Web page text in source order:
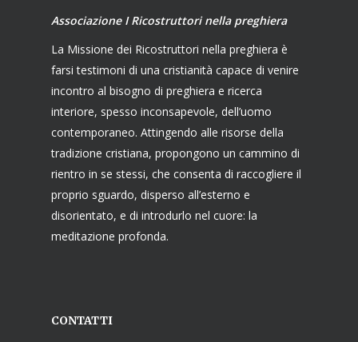
Associazione I Ricostruttori nella preghiera
La Missione dei Ricostruttori nella preghiera è
farsi testimoni di una cristianità capace di venire
incontro al bisogno di preghiera e ricerca
interiore, spesso inconsapevole, dell’uomo
contemporaneo. Attingendo alle risorse della
tradizione cristiana, propongono un cammino di
rientro in se stessi, che consenta di raccogliere il
proprio sguardo, disperso all’esterno e
disorientato, e di introdurlo nel cuore: la
meditazione profonda.
CONTATTI